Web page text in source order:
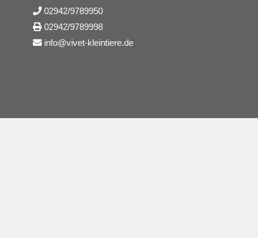
02942/9789950
02942/9789998
info@vivet-kleintiere.de